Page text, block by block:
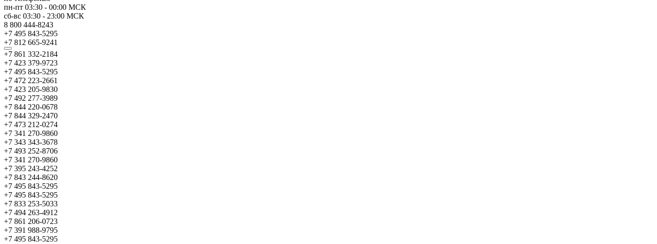
пн-пт 03:30 - 00:00 МСК
сб-вс 03:30 - 23:00 МСК
8 800 444-8243
+7 495 843-5295
+7 812 665-9241
+7 861 332-2184
+7 423 379-9723
+7 495 843-5295
+7 472 223-2661
+7 423 205-9830
+7 492 277-3989
+7 844 220-0678
+7 844 329-2470
+7 473 212-0274
+7 341 270-9860
+7 343 343-3678
+7 493 252-8706
+7 341 270-9860
+7 395 243-4252
+7 843 244-8620
+7 495 843-5295
+7 495 843-5295
+7 833 253-5033
+7 494 263-4912
+7 861 206-0723
+7 391 988-9795
+7 495 843-5295